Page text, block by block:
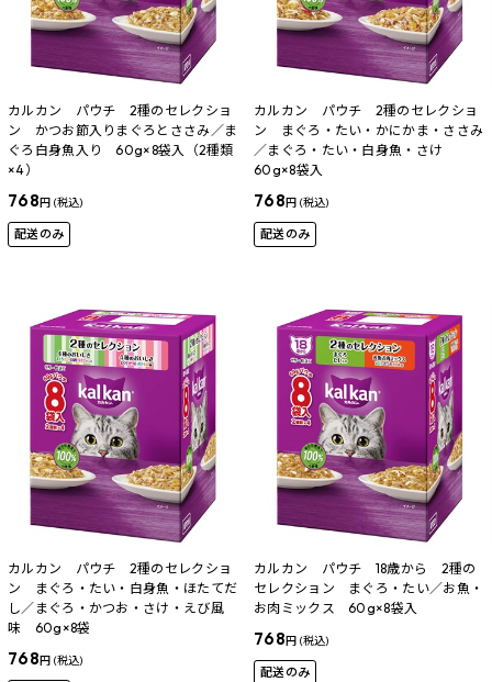
カルカン パウチ 2種のセレクショ
ン かつお節入りまぐろとささみ／ま
ぐろ白身魚入り 60g×8袋入（2種類
×4）
768円 (税込)
配送のみ
カルカン パウチ 2種のセレクショ
ン まぐろ・たい・かにかま・ささみ
／まぐろ・たい・白身魚・さけ
60g×8袋入
768円 (税込)
配送のみ
カルカン パウチ 2種のセレクショ
ン まぐろ・たい・白身魚・ほたてだ
し／まぐろ・かつお・さけ・えび風
味 60g×8袋
768円 (税込)
カルカン パウチ 18歳から 2種の
セレクション まぐろ・たい／お魚・
お肉ミックス 60g×8袋入
768円 (税込)
配送のみ